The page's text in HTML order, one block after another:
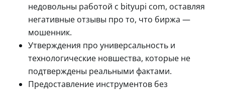
недовольны работой с bityupi com, оставляя
негативные отзывы про то, что биржа —
мошенник.
Утверждения про универсальность и
технологические новшества, которые не
подтверждены реальными фактами.
Предоставление инструментов без